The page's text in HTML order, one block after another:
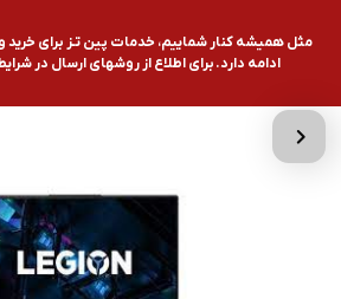
مثل همیشه کنار شماییم، خدمات پین تـز برای خرید
ادامه دارد. برای اطلاع از روشهای ارسال در